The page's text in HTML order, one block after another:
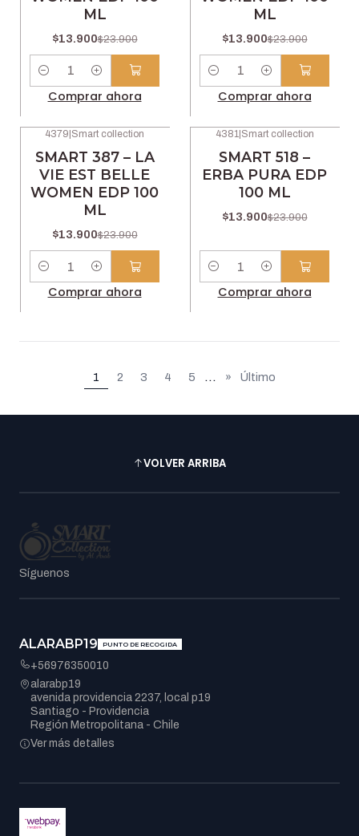
ML
$13.900$23.900
Cantidad
Comprar ahora
ML
$13.900$23.900
Cantidad
Comprar ahora
4379|Smart collection
SMART 387 – LA
VIE EST BELLE
WOMEN EDP 100
ML
$13.900$23.900
Comprar ahora
4381|Smart collection
SMART 518 –
ERBA PURA EDP
100 ML
$13.900$23.900
Comprar ahora
1 2 3 4 5 ... » Último
VOLVER ARRIBA
Síguenos
ALARABP19 PUNTO DE RECOGIDA
+56976350010
alarabp19
avenida providencia 2237, local p19
Santiago - Providencia
Región Metropolitana - Chile
Ver más detalles